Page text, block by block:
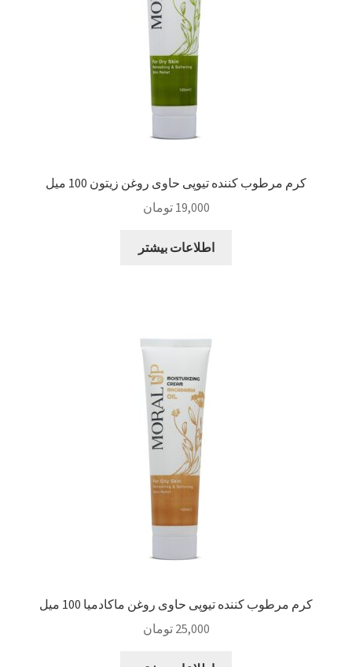
کرم مرطوب کننده تیوپی حاوی روغن زیتون 100 میل
19,000 تومان
اطلاعات بیشتر
کرم مرطوب کننده تیوپی حاوی روغن ماکادمیا 100 میل
25,000 تومان